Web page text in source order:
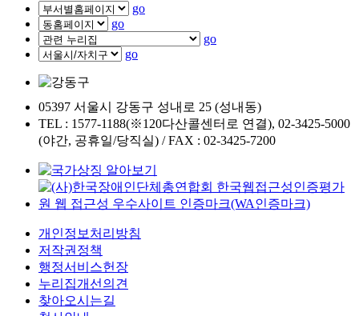
go
go
go
go
05397 서울시 강동구 성내로 25 (성내동)
TEL : 1577-1188(※120다산콜센터로 연결), 02-3425-5000
(야간, 공휴일/당직실) / FAX : 02-3425-7200
개인정보처리방침
저작권정책
행정서비스헌장
누리집개선의견
찾아오시는길